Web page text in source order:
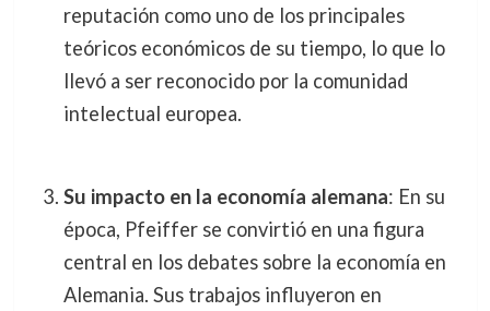
reputación como uno de los principales
teóricos económicos de su tiempo, lo que lo
llevó a ser reconocido por la comunidad
intelectual europea.
Su impacto en la economía alemana: En su
época, Pfeiffer se convirtió en una figura
central en los debates sobre la economía en
Alemania. Sus trabajos influyeron en